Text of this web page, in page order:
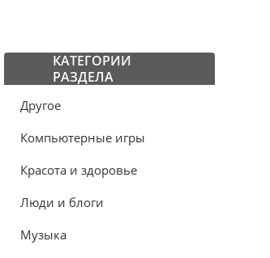
КАТЕГОРИИ
РАЗДЕЛА
Другое
Компьютерные игры
Красота и здоровье
Люди и блоги
Музыка